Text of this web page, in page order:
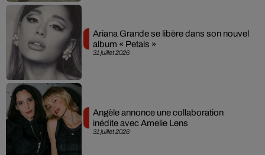
31 juillet 2026
Ariana Grande se libère dans son nouvel
album « Petals »
31 juillet 2026
Angèle annonce une collaboration
inédite avec Amelie Lens